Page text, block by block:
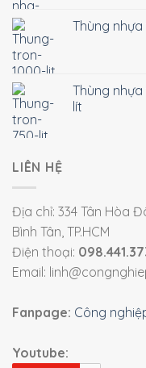
Thùng
Thùng
lít
LIÊN HỆ
Địa chỉ: 334 Tân Hòa
Bình Tân, TP.HCM
Điện thoại:
Email:
Fanpage: Công
Youtube: